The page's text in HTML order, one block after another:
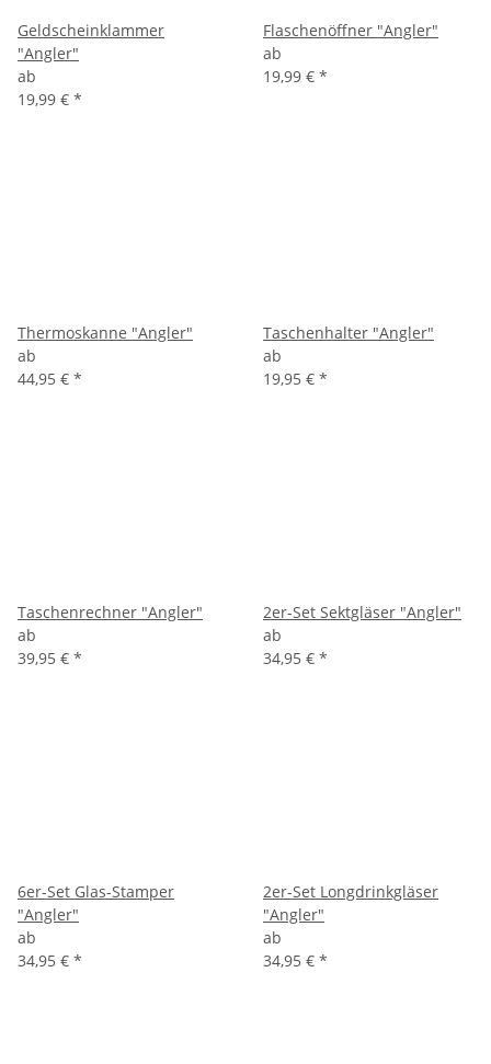
Geldscheinklammer
"Angler"
ab
19,99 € *
Flaschenöffner "Angler"
ab
19,99 € *
Thermoskanne "Angler"
ab
44,95 € *
Taschenhalter "Angler"
ab
19,95 € *
Taschenrechner "Angler"
ab
39,95 € *
2er-Set Sektgläser "Angler"
ab
34,95 € *
6er-Set Glas-Stamper
"Angler"
ab
34,95 € *
2er-Set Longdrinkgläser
"Angler"
ab
34,95 € *